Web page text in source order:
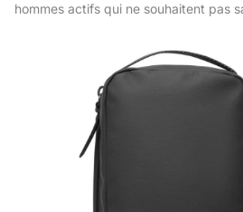
hommes actifs qui ne souhaitent pas